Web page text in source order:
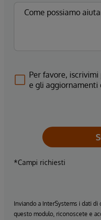
Per favore,
e gli
*Campi richiesti
Inviando a InterSystems i dati
questo modulo, riconoscete e